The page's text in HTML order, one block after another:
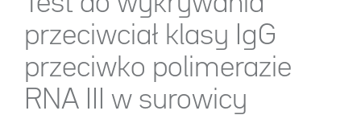
przeciwciał klasy IgG
przeciwko polimerazie
RNA III w surowicy